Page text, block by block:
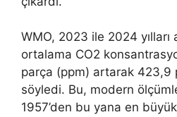
WMO, 2023 ile 2024 yılları
ortalama CO2
parça (ppm) artarak 423,9
söyledi. Bu, modern
1957’den bu yana en